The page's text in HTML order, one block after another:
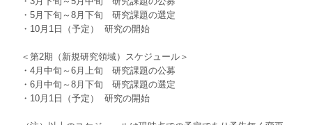
・5月下旬～8月下旬 研究課題の選定
・10月1日（予定） 研究の開始
＜第2期（新規研究領域）スケジュール＞
・4月中旬～6月上旬 研究課題の公募
・6月中旬～8月下旬 研究課題の選定
・10月1日（予定） 研究の開始